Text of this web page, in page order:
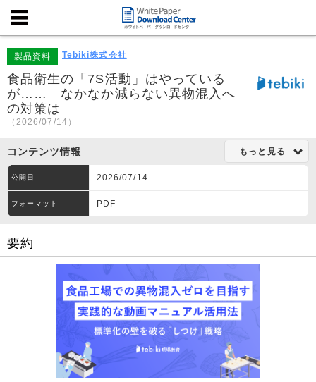
製品資料 Tebiki株式会社
食品衛生の「7S活動」はやっている
が…… なかなか減らない異物混入へ
の対策は
（2026/07/14）
コンテンツ情報 もっと見る
公開日 2026/07/14
フォーマット PDF
要約